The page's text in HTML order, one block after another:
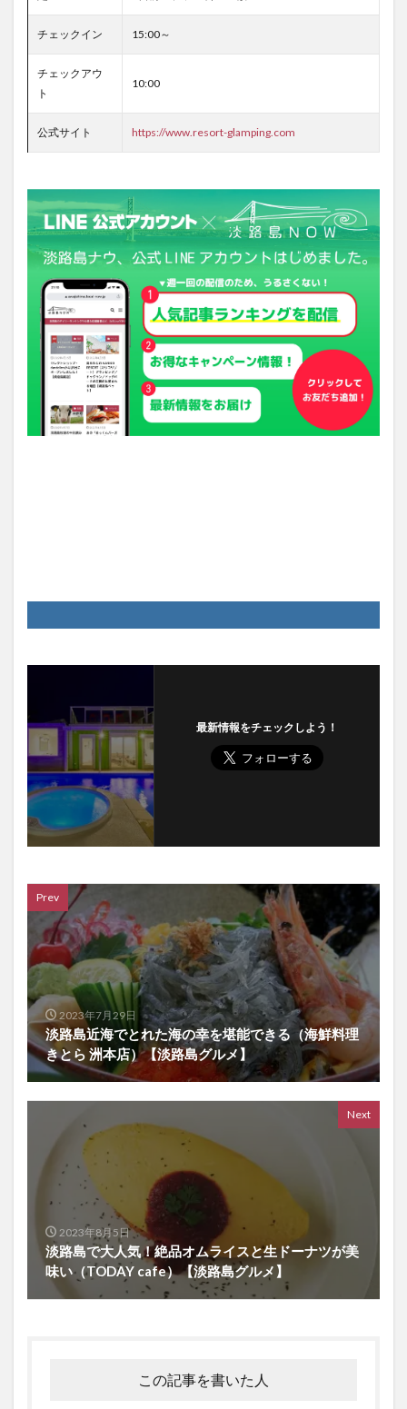
チェックイン 15:00～
チェックアウ
ト
10:00
公式サイト https://www.resort-glamping.com
最新情報をチェックしよう！
Prev
2023年7月29日
淡路島近海でとれた海の幸を堪能できる（海鮮料理
きとら 洲本店）【淡路島グルメ】
Next
2023年8月5日
淡路島で大人気！絶品オムライスと生ドーナツが美
味い（TODAY cafe）【淡路島グルメ】
この記事を書いた人